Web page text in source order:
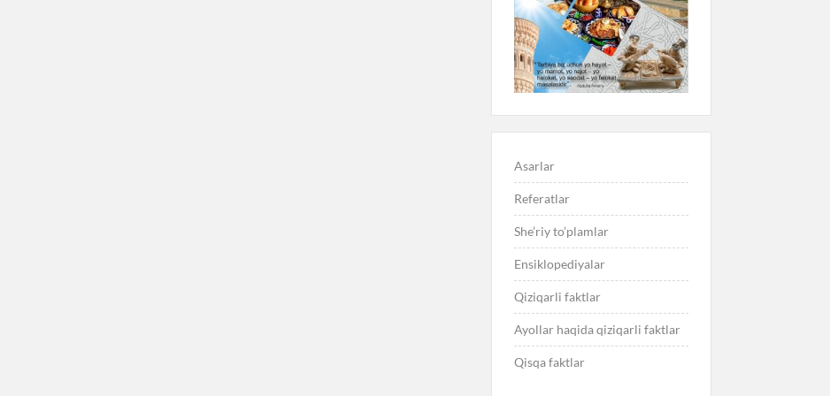
Asarlar
Referatlar
She’riy to’plamlar
Ensiklopediyalar
Qiziqarli faktlar
Ayollar haqida qiziqarli faktlar
Qisqa faktlar